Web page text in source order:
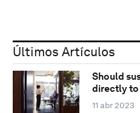
Últimos Artículos
Should
directly to
11 abr 2023